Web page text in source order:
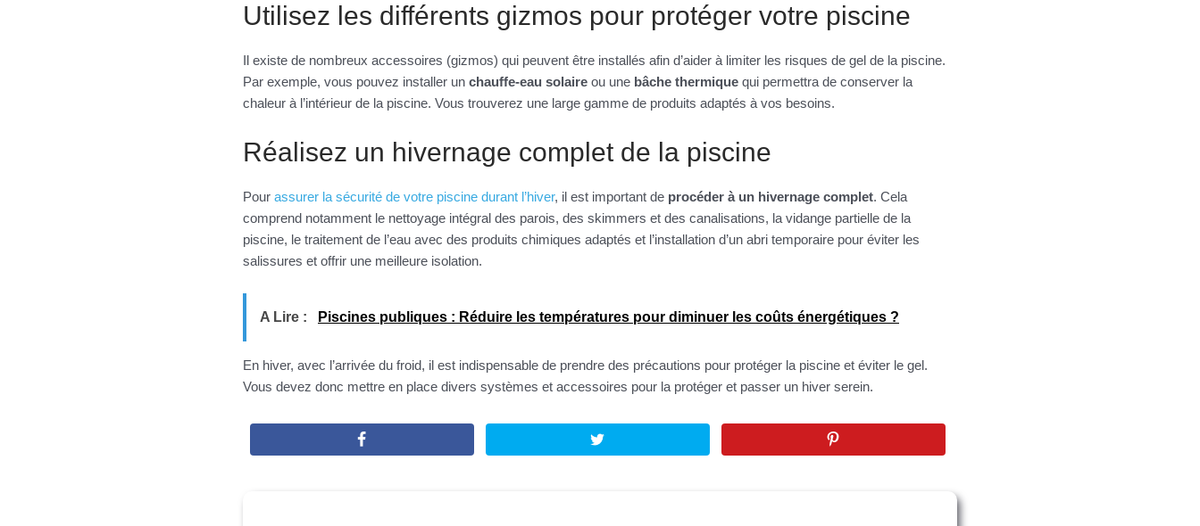
Utilisez les différents gizmos pour protéger votre piscine
Il existe de nombreux accessoires (gizmos) qui peuvent être installés afin d’aider à limiter les risques de gel de la piscine.
Par exemple, vous pouvez installer un chauffe-eau solaire ou une bâche thermique qui permettra de conserver la
chaleur à l’intérieur de la piscine. Vous trouverez une large gamme de produits adaptés à vos besoins.
Réalisez un hivernage complet de la piscine
Pour assurer la sécurité de votre piscine durant l’hiver, il est important de procéder à un hivernage complet. Cela
comprend notamment le nettoyage intégral des parois, des skimmers et des canalisations, la vidange partielle de la
piscine, le traitement de l’eau avec des produits chimiques adaptés et l’installation d’un abri temporaire pour éviter les
salissures et offrir une meilleure isolation.
A Lire : Piscines publiques : Réduire les températures pour diminuer les coûts énergétiques ?
En hiver, avec l’arrivée du froid, il est indispensable de prendre des précautions pour protéger la piscine et éviter le gel.
Vous devez donc mettre en place divers systèmes et accessoires pour la protéger et passer un hiver serein.